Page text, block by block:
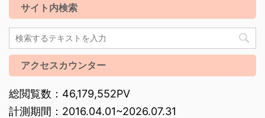
サイト内検索
アクセスカウンター
総閲覧数：46,179,552PV
計測期間：2016.04.01~2026.07.31